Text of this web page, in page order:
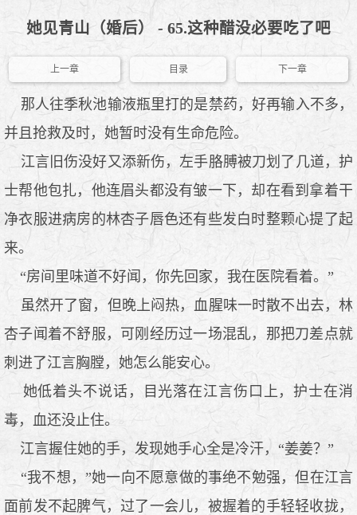
她见青山（婚后） - 65.这种醋没必要吃了吧
上一章 目录 下一章
那人往季秋池输液瓶里打的是禁药，好再输入不多，
并且抢救及时，她暂时没有生命危险。
江言旧伤没好又添新伤，左手胳膊被刀划了几道，护
士帮他包扎，他连眉头都没有皱一下，却在看到拿着干
净衣服进病房的林杏子唇色还有些发白时整颗心提了起
来。
“房间里味道不好闻，你先回家，我在医院看着。”
虽然开了窗，但晚上闷热，血腥味一时散不出去，林
杏子闻着不舒服，可刚经历过一场混乱，那把刀差点就
刺进了江言胸膛，她怎么能安心。
她低着头不说话，目光落在江言伤口上，护士在消
毒，血还没止住。
江言握住她的手，发现她手心全是冷汗，“姜姜？”
“我不想，”她一向不愿意做的事绝不勉强，但在江言
面前发不起脾气，过了一会儿，被握着的手轻轻收拢，